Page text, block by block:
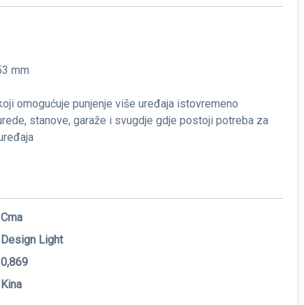
mm
omogućuje punjenje više uređaja istovremeno
stanove, garaže i svugdje gdje postoji potreba za
Crna
Design Light
0,869
Kina